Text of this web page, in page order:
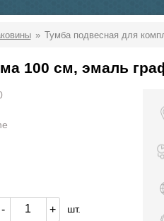
Тумба подвесная для
100 см, эмаль
- + шт.